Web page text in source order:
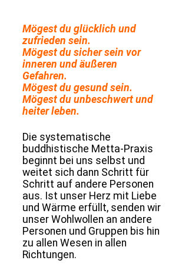
Mögest du glücklich und
zufrieden sein.
Mögest du sicher sein vor
inneren und äußeren
Gefahren.
Mögest du gesund sein.
Mögest du unbeschwert und
heiter leben.
Die systematische
buddhistische Metta-Praxis
beginnt bei uns selbst und
weitet sich dann Schritt für
Schritt auf andere Personen
aus. Ist unser Herz mit Liebe
und Wärme erfüllt, senden wir
unser Wohlwollen an andere
Personen und Gruppen bis hin
zu allen Wesen in allen
Richtungen.